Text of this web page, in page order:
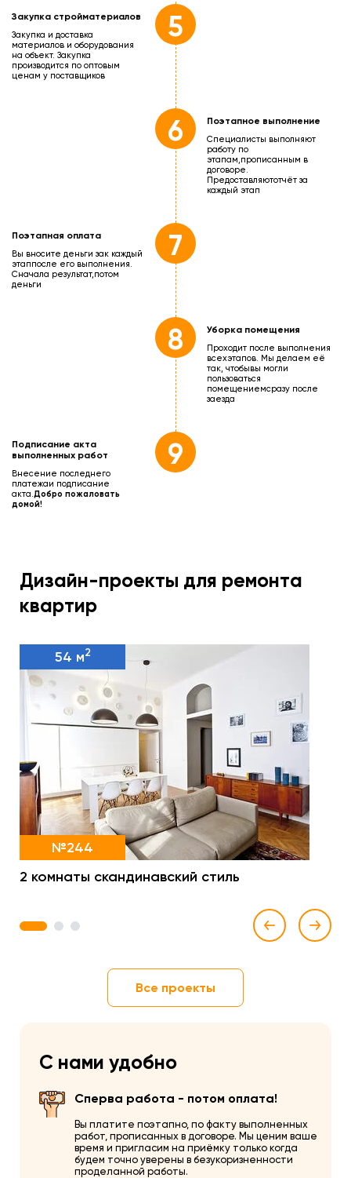
Закупка стройматериалов
Закупка и доставка
материалов и оборудования
на объект. Закупка
производится по оптовым
ценам у поставщиков
5
Поэтапное выполнение
Специалисты выполняют
работу по
этапам,прописанным в
договоре.
Предоставляютотчёт за
каждый этап
6
Поэтапная оплата
Вы вносите деньги зак каждый
этаппосле его выполнения.
Сначала результат,потом
деньги
7
Уборка помещения
Проходит после выполнения
всехэтапов. Мы делаем её
так, чтобывы могли
пользоваться
помещениемсразу после
заезда
8
Подписание акта
выполненных работ
Внесение последнего
платежаи подписание
акта.Добро пожаловать
домой!
9
Дизайн-проекты для ремонта
квартир
54 м2
№244
2 комнаты скандинавский стиль
1 2 3
Все проекты
С нами удобно
Сперва работа - потом оплата!
Вы платите поэтапно, по факту выполненных
работ, прописанных в договоре. Мы ценим ваше
время и пригласим на приёмку только когда
будем точно уверены в безукоризненности
проделанной работы.